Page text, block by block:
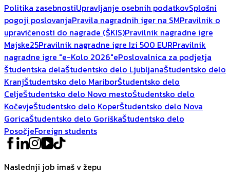
Politika zasebnostiUpravljanje osebnih podatkovSplošni
pogoji poslovanjaPravila nagradnih iger na SMPravilnik o
upravičenosti do nagrade (ŠKIS)Pravilnik nagradne igre
Majske25Pravilnik nagradne igre Izi 500 EURPravilnik
nagradne igre "e-Kolo 2026"ePoslovalnica za podjetja
Študentska delaŠtudentsko delo LjubljanaŠtudentsko delo
KranjŠtudentsko delo MariborŠtudentsko delo
CeljeŠtudentsko delo Novo mestoŠtudentsko delo
KočevjeŠtudentsko delo KoperŠtudentsko delo Nova
GoricaŠtudentsko delo GoriškaŠtudentsko delo
PosočjeForeign students
Naslednji job imaš v žepu